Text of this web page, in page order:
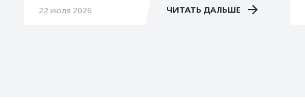
22 июля 2026 ЧИТАТЬ ДАЛЬШЕ